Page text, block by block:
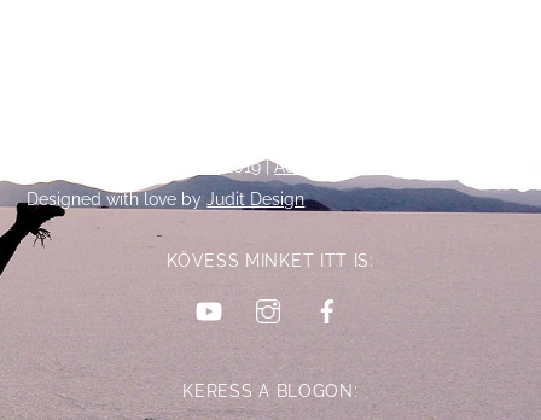
To
2019 |Adatkezelési tájékoztató
Designed with love byJudit Design
KÖVESS MINKET ITT IS:
YouTubeInstagram
KERESS A BLOGON: